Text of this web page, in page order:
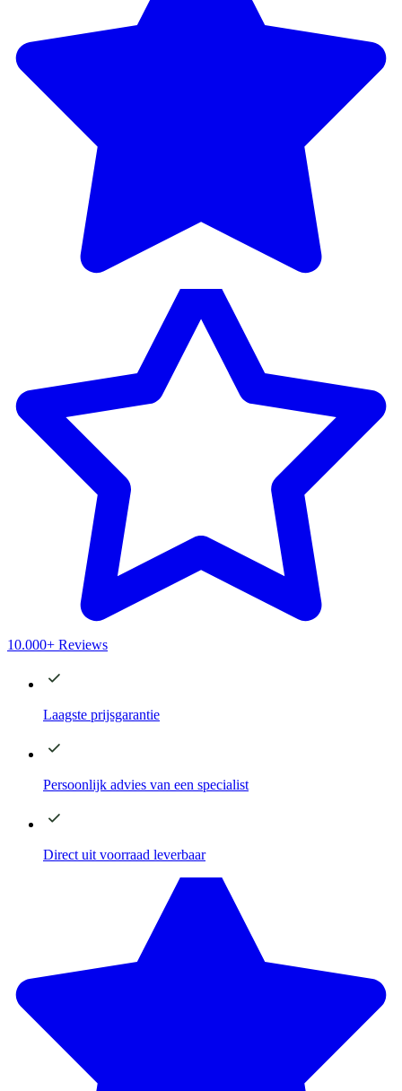
10.000+ Reviews
Laagste prijsgarantie
Persoonlijk advies van een specialist
Direct uit voorraad leverbaar